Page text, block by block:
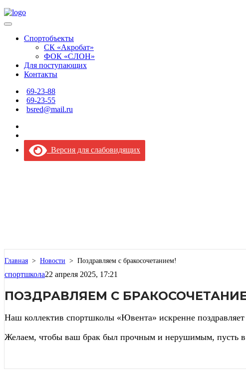
Спортобъекты
СК «Акробат»
ФОК «СЛОН»
Для поступающих
Контакты
69-23-88
69-23-55
bsred@mail.ru
Версия для слабовидящих
Главная > Новости > Поздравляем с бракосочетанием!
спортшкола22 апреля 2025, 17:21
ПОЗДРАВЛЯЕМ С
Наш коллектив спортшколы «Ювента» искренне
Желаем, чтобы ваш брак был прочным и нерушимым, пусть